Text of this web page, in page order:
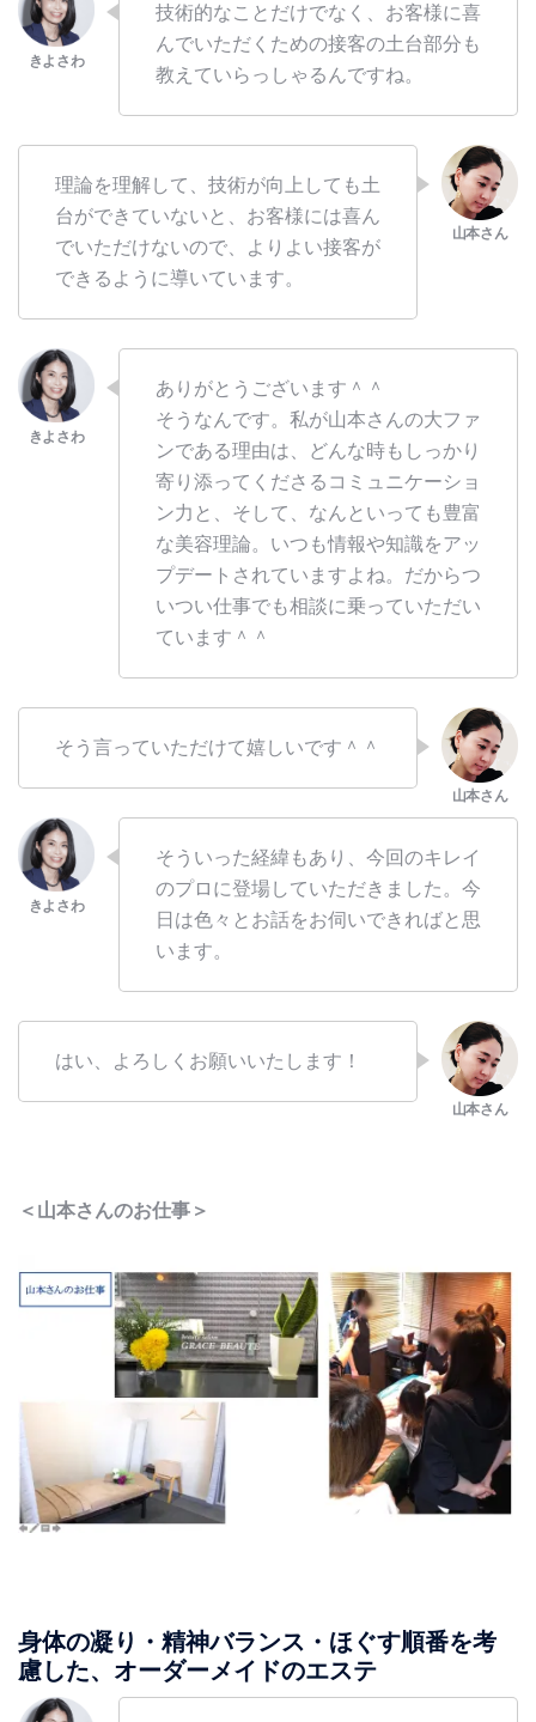
技術的なことだけでなく、お客様に喜
んでいただくための接客の土台部分も
教えていらっしゃるんですね。
理論を理解して、技術が向上しても土
台ができていないと、お客様には喜ん
でいただけないので、よりよい接客が
できるように導いています。
ありがとうございます＾＾
そうなんです。私が山本さんの大ファ
ンである理由は、どんな時もしっかり
寄り添ってくださるコミュニケーショ
ン力と、そして、なんといっても豊富
な美容理論。いつも情報や知識をアッ
プデートされていますよね。だからつ
いつい仕事でも相談に乗っていただい
ています＾＾
そう言っていただけて嬉しいです＾＾
そういった経緯もあり、今回のキレイ
のプロに登場していただきました。今
日は色々とお話をお伺いできればと思
います。
はい、よろしくお願いいたします！
＜山本さんのお仕事＞
身体の凝り・精神バランス・ほぐす順番を考
慮した、オーダーメイドのエステ